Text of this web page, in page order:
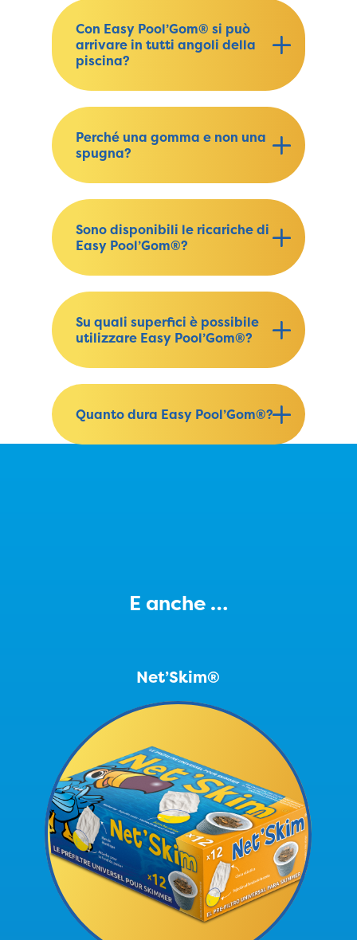
Con Easy Pool’Gom® si può
arrivare in tutti angoli della
piscina?
Perché una gomma e non una
spugna?
Sono disponibili le ricariche di
Easy Pool’Gom®?
Su quali superfici è possibile
utilizzare Easy Pool’Gom®?
Quanto dura Easy Pool’Gom®?
E anche …
Net’Skim®